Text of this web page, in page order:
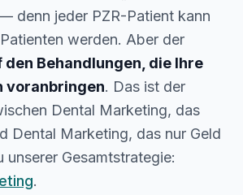
denn jeder PZR-Patient kann
werden. Aber der
den Behandlungen, die Ihre
voranbringen. Das ist der
Dental Marketing, das
Dental Marketing, das nur Geld
unserer Gesamtstrategie:
.